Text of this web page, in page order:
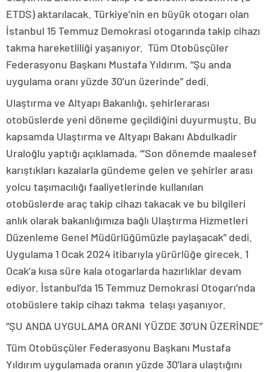
ETDS) aktarılacak. Türkiye’nin en büyük otogarı olan
İstanbul 15 Temmuz Demokrasi otogarında takip cihazı
takma hareketliliği yaşanıyor. Tüm Otobüsçüler
Federasyonu Başkanı Mustafa Yıldırım, “Şu anda
uygulama oranı yüzde 30’un üzerinde” dedi.
Ulaştırma ve Altyapı Bakanlığı, şehirlerarası
otobüslerde yeni döneme geçildiğini duyurmuştu. Bu
kapsamda Ulaştırma ve Altyapı Bakanı Abdulkadir
Uraloğlu yaptığı açıklamada, “‘Son dönemde maalesef
karıştıkları kazalarla gündeme gelen ve şehirler arası
yolcu taşımacılığı faaliyetlerinde kullanılan
otobüslerde araç takip cihazı takacak ve bu bilgileri
anlık olarak bakanlığımıza bağlı Ulaştırma Hizmetleri
Düzenleme Genel Müdürlüğümüzle paylaşacak” dedi.
Uygulama 1 Ocak 2024 itibarıyla yürürlüğe girecek. 1
Ocak’a kısa süre kala otogarlarda hazırlıklar devam
ediyor. İstanbul’da 15 Temmuz Demokrasi Otogarı’nda
otobüslere takip cihazı takma telaşı yaşanıyor.
“ŞU ANDA UYGULAMA ORANI YÜZDE 30’UN ÜZERİNDE”
Tüm Otobüsçüler Federasyonu Başkanı Mustafa
Yıldırım uygulamada oranın yüzde 30’lara ulaştığını